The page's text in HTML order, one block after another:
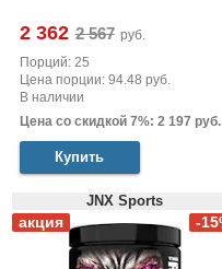
2 362
руб.
Порций: 25
Цена порции: 94.48 руб.
В наличии
Цена со скидкой 7%: 2 197 руб.
Купить
JNX Sports